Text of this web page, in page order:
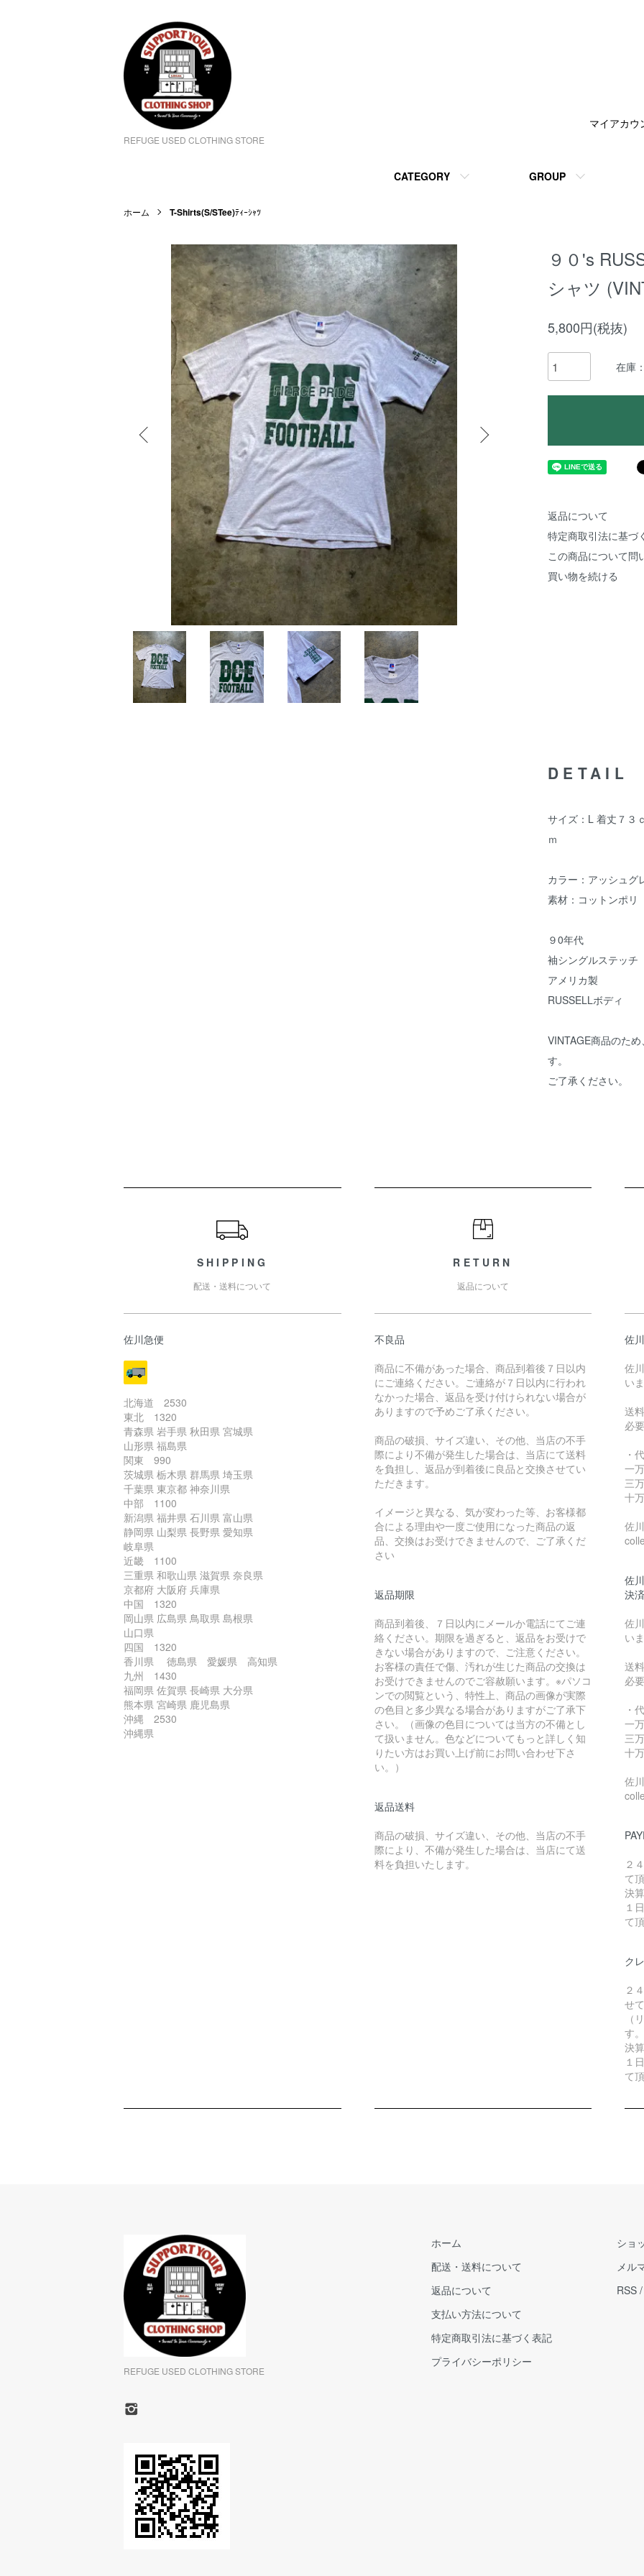
REFUGE USED CLOTHING STORE
CATEGORY GROUP
マイアカウ
ホーム T-Shirts(S/STee)ﾃｨｰｼｬﾂ
９０'s
シャツ
5,800円(税抜)
在庫
返品について
特定商取引法に基づ
この商品について問
買い物を続ける
DETAIL
サイズ：L 着丈７３
ｍ
カラー：アッシュグ
素材：コットンポリ
９0年代
袖シングルステッチ
アメリカ製
RUSSELLボディ
VINTAGE商品のた
す。
ご了承ください。
SHIPPING
配送・送料について
佐川急便
北海道 2530
東北 1320
青森県 岩手県 秋田県 宮城県
山形県 福島県
関東 990
茨城県 栃木県 群馬県 埼玉県
千葉県 東京都 神奈川県
中部 1100
新潟県 福井県 石川県 富山県
静岡県 山梨県 長野県 愛知県
岐阜県
近畿 1100
三重県 和歌山県 滋賀県 奈良県
京都府 大阪府 兵庫県
中国 1320
岡山県 広島県 鳥取県 島根県
山口県
四国 1320
香川県 徳島県 愛媛県 高知県
九州 1430
福岡県 佐賀県 長崎県 大分県
熊本県 宮崎県 鹿児島県
沖縄 2530
沖縄県
RETURN
返品について
不良品
商品に不備があった場合、商品到着後７日以内
にご連絡ください。ご連絡が７日以内に行われ
なかった場合、返品を受け付けられない場合が
ありますので予めご了承ください。
商品の破損、サイズ違い、その他、当店の不手
際により不備が発生した場合は、当店にて送料
を負担し、返品が到着後に良品と交換させてい
ただきます。
イメージと異なる、気が変わった等、お客様都
合による理由や一度ご使用になった商品の返
品、交換はお受けできませんので、ご了承くだ
さい
返品期限
商品到着後、７日以内にメールか電話にてご連
絡ください。期限を過ぎると、返品をお受けで
きない場合がありますので、ご注意ください。
お客様の責任で傷、汚れが生じた商品の交換は
お受けできませんのでご容赦願います。※パソコ
ンでの閲覧という、特性上、商品の画像が実際
の色目と多少異なる場合がありますがご了承下
さい。（画像の色目については当方の不備とし
て扱いません。色などについてもっと詳しく知
りたい方はお買い上げ前にお問い合わせ下さ
い。）
返品送料
商品の破損、サイズ違い、その他、当店の不手
際により、不備が発生した場合は、当店にて送
料を負担いたします。
佐
佐
い
送
必
・
一
三
十
佐
佐
決済
佐
い
送
必
・
一
三
十
佐
２
て
決
１
て
ク
２
せ
（
す。
決
１
て
REFUGE USED CLOTHING STORE
ホーム
配送・送料について
返品について
支払い方法について
特定商取引法に基づく表記
プライバシーポリシー
ショ
メル
RSS /